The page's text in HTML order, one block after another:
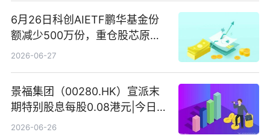
6月26日科创AIETF鹏华基金份
额减少500万份，重仓股芯原股
份、寒武纪、澜起科技 观速讯
2026-06-27
景福集团（00280.HK）宣派末
期特别股息每股0.08港元|今日快
看
2026-06-26